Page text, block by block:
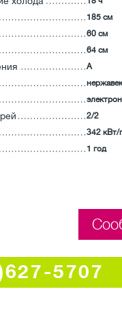
185 см
60 см
64 см
А
2/2
342 кВт/
1 год
5707